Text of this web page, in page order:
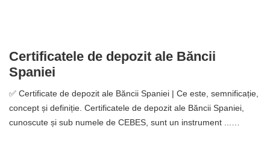
Certificatele de depozit ale Băncii
Spaniei
✅ Certificate de depozit ale Băncii Spaniei | Ce este, semnificație,
concept și definiție. Certificatele de depozit ale Băncii Spaniei,
cunoscute și sub numele de CEBES, sunt un instrument ...…